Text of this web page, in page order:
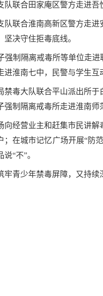
队联合田家庵区警方走进
队联合淮南高新区警方走
决守住拒毒底线。
强制隔离戒毒所等单位走
淮南七中，民警与学生互
禁毒大队联合平山派出所
制隔离戒毒所走进淮南
向经营业主和赶集市民讲
；在城市记忆广场开展“防
“不”。
牢青少年禁毒屏障，又持